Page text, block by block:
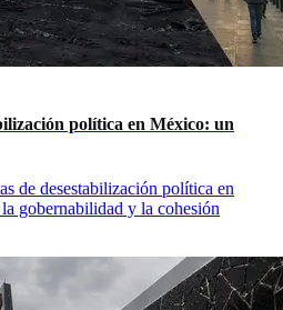
política en México: un
de desestabilización política en
gobernabilidad y la cohesión